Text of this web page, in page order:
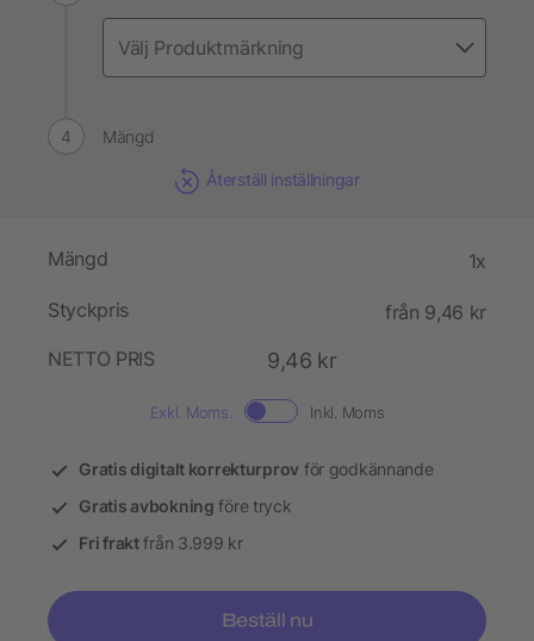
Mängd
Återställ inställningar
Mängd 1x
Styckpris
från 9,46 kr
NETTO PRIS
9,46 kr
Exkl. Moms. Inkl. Moms
Gratis digitalt korrekturprov för godkännande
Gratis avbokning före tryck
Fri fraktfrån 3.999 kr
Beställ nu